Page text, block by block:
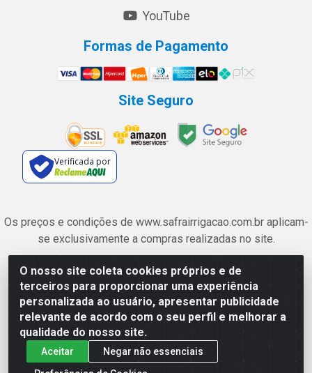
O nosso site coleta cookies próprios e de
terceiros para proporcionar uma experiência
personalizada ao usuário, apresentar publicidade
relevante de acordo com o seu perfil e melhorar a
qualidade do nosso site.
Aceitar
Negar não essenciais
YouTube
Formas de Pagamento
Site Seguro
Verificada por
Os preços e condições de www.safrairrigacao.com.br aplicam-
se exclusivamente a compras realizadas no site.
Safra Agrícola e Pecuária LTDA - Avenida Castelo Branco, 5330 -
Esplanada dos Anicuns, Goiânia/GO - CEP 74.433-205 - CNPJ
06.315.490/0001-00